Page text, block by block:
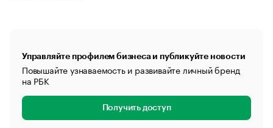
Управляйте профилем бизнеса и публикуйте новости
Повышайте узнаваемость и развивайте личный бренд
на РБК
Получить доступ